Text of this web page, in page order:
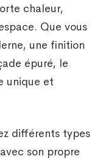
chaleur,
Que vous
une finition
épuré, le
unique et
différents types
son propre